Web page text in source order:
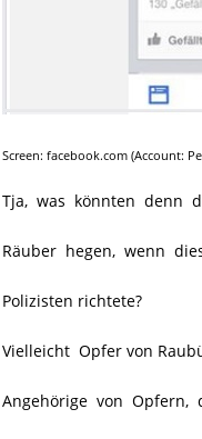
Screen: facebook.com (Account:
Tja, was könnten denn
Räuber hegen, wenn
Polizisten richtete?
Vielleicht Opfer von
Angehörige von Opfern,